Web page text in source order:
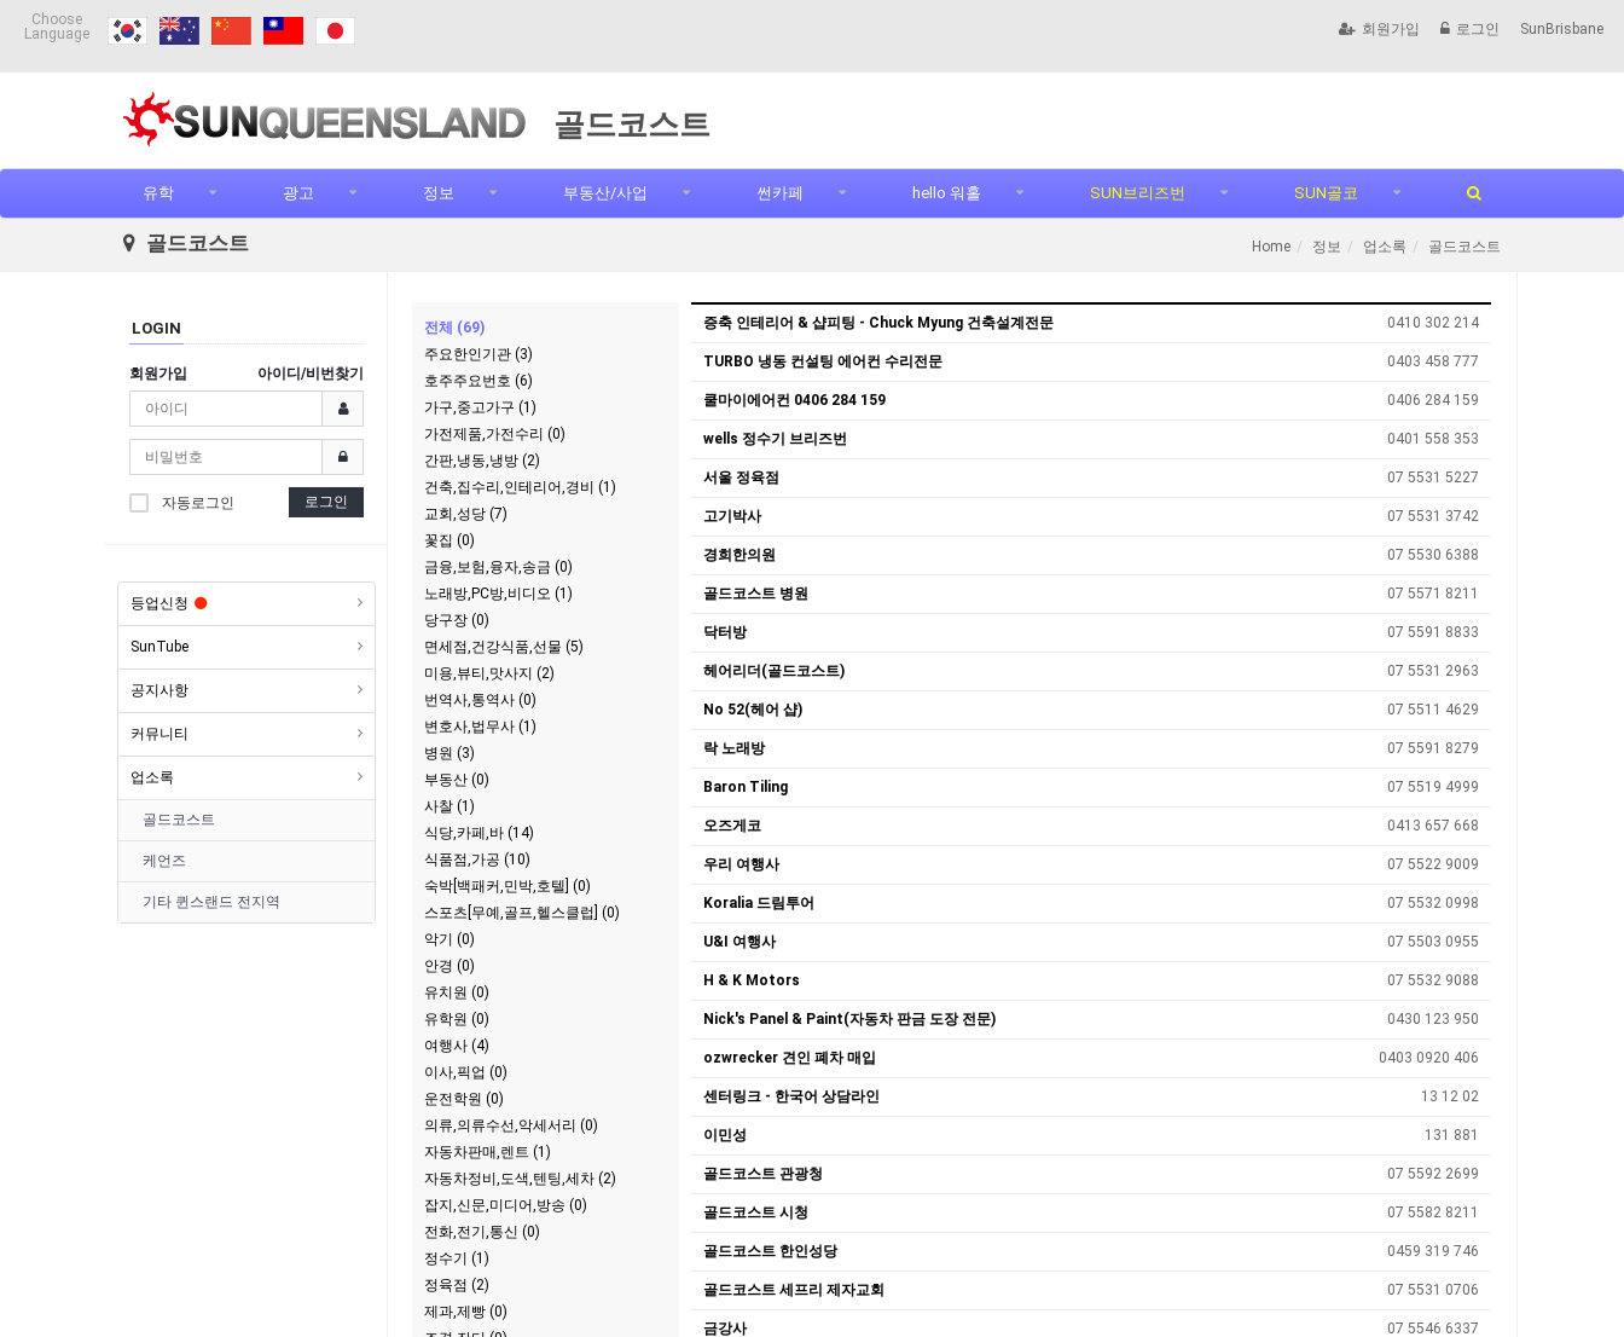
Choose
Language
회원가입 로그인 SunBrisbane
골드코스트
유학 광고 정보 부동산/사업 썬카페 hello 워홀 SUN브리즈번 SUN골코
골드코스트 Home 정보 업소록 골드코스트
LOGIN
회원가입 아이디/비번찾기
자동로그인 로그인
등업신청
SunTube
공지사항
커뮤니티
업소록
골드코스트
케언즈
기타 퀸스랜드 전지역
전체 (69)
주요한인기관 (3)
호주주요번호 (6)
가구,중고가구 (1)
가전제품,가전수리 (0)
간판,냉동,냉방 (2)
건축,집수리,인테리어,경비 (1)
교회,성당 (7)
꽃집 (0)
금융,보험,융자,송금 (0)
노래방,PC방,비디오 (1)
당구장 (0)
면세점,건강식품,선물 (5)
미용,뷰티,맛사지 (2)
번역사,통역사 (0)
변호사,법무사 (1)
병원 (3)
부동산 (0)
사찰 (1)
식당,카페,바 (14)
식품점,가공 (10)
숙박[백패커,민박,호텔] (0)
스포츠[무예,골프,헬스클럽] (0)
악기 (0)
안경 (0)
유치원 (0)
유학원 (0)
여행사 (4)
이사,픽업 (0)
운전학원 (0)
의류,의류수선,악세서리 (0)
자동차판매,렌트 (1)
자동차정비,도색,텐팅,세차 (2)
잡지,신문,미디어,방송 (0)
전화,전기,통신 (0)
정수기 (1)
정육점 (2)
제과,제빵 (0)
증축 인테리어 & 샵피팅 - Chuck Myung 건축설계전문 0410 302 214
TURBO 냉동 컨설팅 에어컨 수리전문 0403 458 777
쿨마이에어컨 0406 284 159 0406 284 159
wells 정수기 브리즈번 0401 558 353
서울 정육점 07 5531 5227
고기박사 07 5531 3742
경희한의원 07 5530 6388
골드코스트 병원 07 5571 8211
닥터방 07 5591 8833
헤어리더(골드코스트) 07 5531 2963
No 52(헤어 샵) 07 5511 4629
락 노래방 07 5591 8279
Baron Tiling 07 5519 4999
오즈게코 0413 657 668
우리 여행사 07 5522 9009
Koralia 드림투어 07 5532 0998
U&I 여행사 07 5503 0955
H & K Motors 07 5532 9088
Nick's Panel & Paint(자동차 판금 도장 전문) 0430 123 950
ozwrecker 견인 폐차 매입 0403 0920 406
센터링크 - 한국어 상담라인 13 12 02
이민성 131 881
골드코스트 관광청 07 5592 2699
골드코스트 시청 07 5582 8211
골드코스트 한인성당 0459 319 746
골드코스트 세프리 제자교회 07 5531 0706
금강사 07 5546 6337